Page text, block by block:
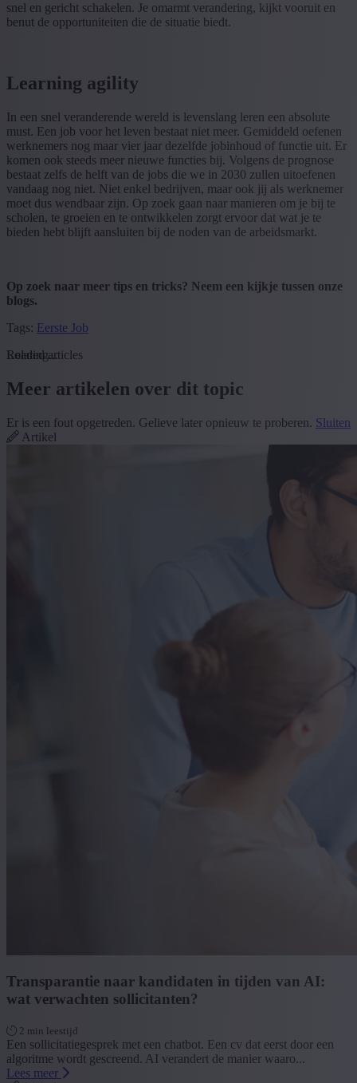
snel en gericht schakelen. Je omarmt verandering, kijkt vooruit en
benut de opportuniteiten die de situatie biedt.
Learning agility
In een snel veranderende wereld is levenslang leren een absolute
must. Een job voor het leven bestaat niet meer. Gemiddeld oefenen
werknemers nog maar vier jaar dezelfde jobinhoud of functie uit. Er
komen ook steeds meer nieuwe functies bij. Volgens de prognose
bestaat zelfs de helft van de jobs die we in 2030 zullen uitoefenen
vandaag nog niet. Niet enkel bedrijven, maar ook jij als werknemer
moet dus wendbaar zijn. Op zoek gaan naar manieren om je bij te
scholen, te groeien en te ontwikkelen zorgt ervoor dat wat je te
bieden hebt blijft aansluiten bij de noden van de arbeidsmarkt.
Op zoek naar meer tips en tricks? Neem een kijkje tussen onze
blogs.
Tags: Eerste Job
Loading...
Related articles
Meer artikelen over dit topic
Er is een fout opgetreden. Gelieve later opnieuw te proberen. Sluiten
Artikel
Transparantie naar kandidaten in tijden van AI:
wat verwachten sollicitanten?
2 min leestijd
Een sollicitatiegesprek met een chatbot. Een cv dat eerst door een
algoritme wordt gescreend. AI verandert de manier waaro...
Lees meer